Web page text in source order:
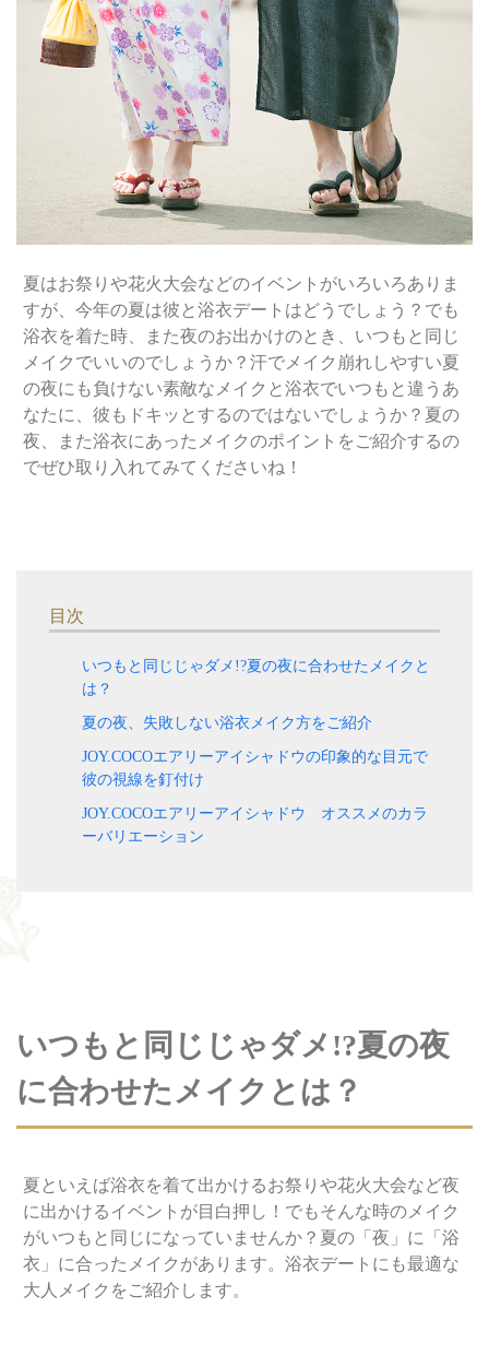
夏はお祭りや花火大会などのイベントがいろいろありま
すが、今年の夏は彼と浴衣デートはどうでしょう？でも
浴衣を着た時、また夜のお出かけのとき、いつもと同じ
メイクでいいのでしょうか？汗でメイク崩れしやすい夏
の夜にも負けない素敵なメイクと浴衣でいつもと違うあ
なたに、彼もドキッとするのではないでしょうか？夏の
夜、また浴衣にあったメイクのポイントをご紹介するの
でぜひ取り入れてみてくださいね！
目次
いつもと同じじゃダメ!?夏の夜に合わせたメイクと
は？
夏の夜、失敗しない浴衣メイク方をご紹介
JOY.COCOエアリーアイシャドウの印象的な目元で
彼の視線を釘付け
JOY.COCOエアリーアイシャドウ オススメのカラ
ーバリエーション
いつもと同じじゃダメ!?夏の夜
に合わせたメイクとは？
夏といえば浴衣を着て出かけるお祭りや花火大会など夜
に出かけるイベントが目白押し！でもそんな時のメイク
がいつもと同じになっていませんか？夏の「夜」に「浴
衣」に合ったメイクがあります。浴衣デートにも最適な
大人メイクをご紹介します。